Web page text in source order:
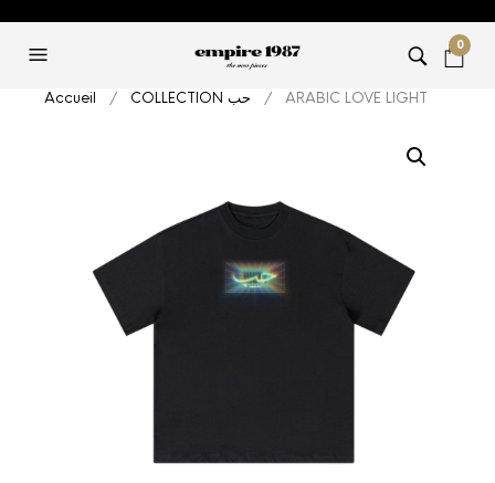
0
Accueil / COLLECTION حب / ARABIC LOVE LIGHT